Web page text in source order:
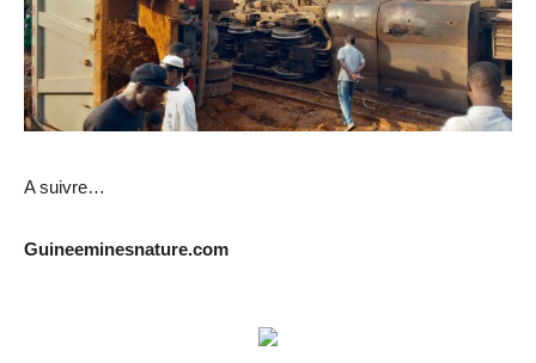
A suivre…
Guineeminesnature.com